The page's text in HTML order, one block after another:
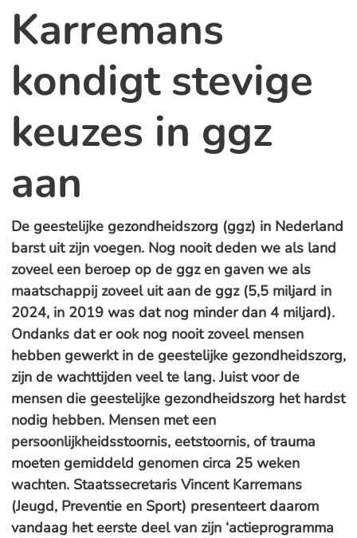
Karremans
kondigt stevige
keuzes in ggz
aan
De geestelijke gezondheidszorg (ggz) in Nederland
barst uit zijn voegen. Nog nooit deden we als land
zoveel een beroep op de ggz en gaven we als
maatschappij zoveel uit aan de ggz (5,5 miljard in
2024, in 2019 was dat nog minder dan 4 miljard).
Ondanks dat er ook nog nooit zoveel mensen
hebben gewerkt in de geestelijke gezondheidszorg,
zijn de wachttijden veel te lang. Juist voor de
mensen die geestelijke gezondheidszorg het hardst
nodig hebben. Mensen met een
persoonlijkheidsstoornis, eetstoornis, of trauma
moeten gemiddeld genomen circa 25 weken
wachten. Staatssecretaris Vincent Karremans
(Jeugd, Preventie en Sport) presenteert daarom
vandaag het eerste deel van zijn ‘actieprogramma